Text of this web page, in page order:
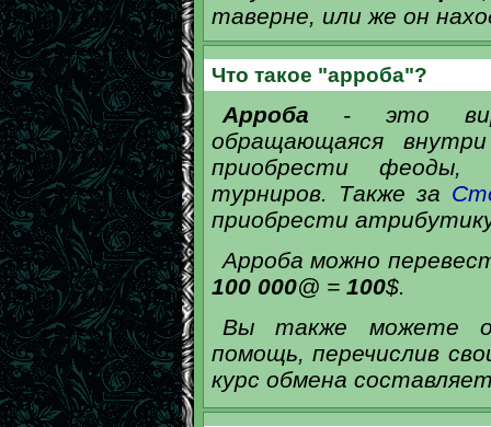
таверне, или же он
Что такое "арроба"?
Арроба - это
обращающаяся
приобрести
турниров. Также за
приобрести
Арроба можно
100 000@ = 100$.
Вы также можете
помощь, перечислив
курс обмена